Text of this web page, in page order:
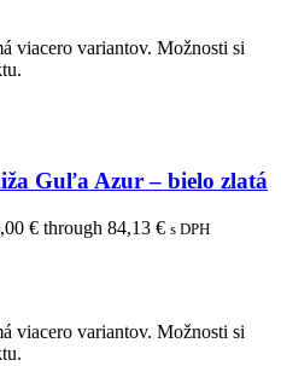
viacero variantov. Možnosti si
Guľa Azur – bielo zlatá
€ through 84,13 € s DPH
viacero variantov. Možnosti si